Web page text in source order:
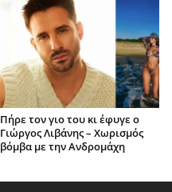
Πήρε τον γιο του κι έφυγε ο
Γιώργος Λιβάνης – Χωρισμός
βόμβα με την Ανδρομάχη